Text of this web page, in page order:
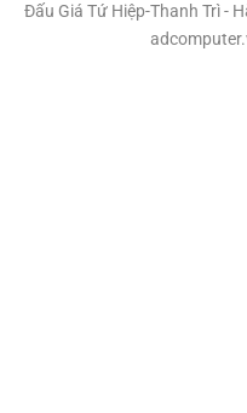
Đấu Giá Tứ Hiệp-Thanh Trì -